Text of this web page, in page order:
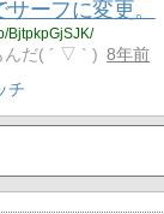
ーフに変更。
BjtpkpGjSJK/
んだ( ´ ▽ ` ) 8年前
チ